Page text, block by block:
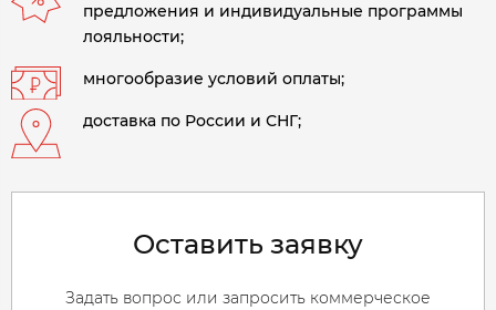
предложения и индивидуальные программы
лояльности;
многообразие условий оплаты;
доставка по России и СНГ;
Оставить заявку
Задать вопрос или запросить коммерческое